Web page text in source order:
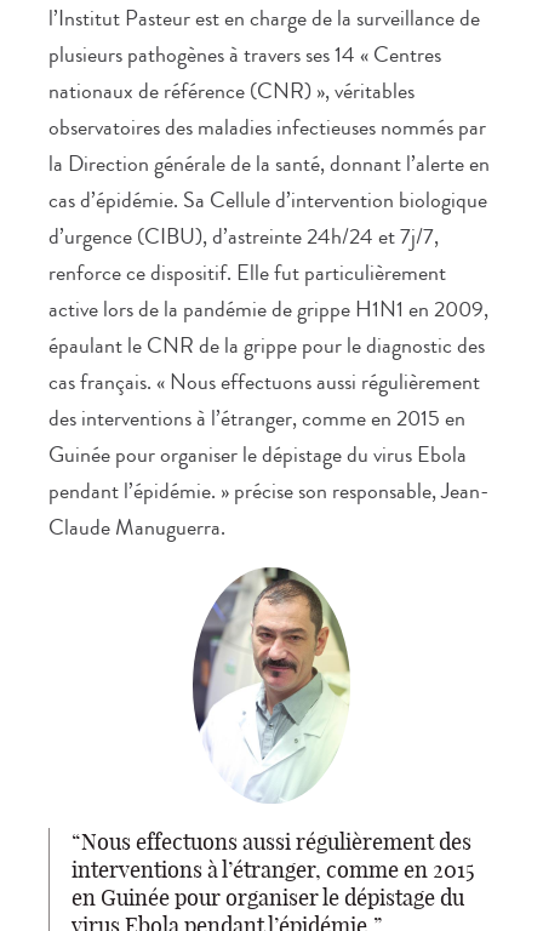
l’Institut Pasteur est en charge de la surveillance de
plusieurs pathogènes à travers ses 14 « Centres
nationaux de référence (CNR) », véritables
observatoires des maladies infectieuses nommés par
la Direction générale de la santé, donnant l’alerte en
cas d’épidémie. Sa Cellule d’intervention biologique
d’urgence (CIBU), d’astreinte 24h/24 et 7j/7,
renforce ce dispositif. Elle fut particulièrement
active lors de la pandémie de grippe H1N1 en 2009,
épaulant le CNR de la grippe pour le diagnostic des
cas français. « Nous effectuons aussi régulièrement
des interventions à l’étranger, comme en 2015 en
Guinée pour organiser le dépistage du virus Ebola
pendant l’épidémie. » précise son responsable, Jean-
Claude Manuguerra.
Nous effectuons aussi régulièrement des
interventions à l’étranger, comme en 2015
en Guinée pour organiser le dépistage du